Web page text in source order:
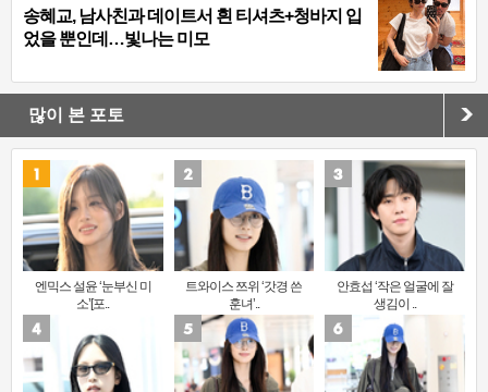
송혜교, 남사친과 데이트서 흰 티셔츠+청바지 입
었을 뿐인데…빛나는 미모
많이 본 포토
엔믹스 설윤 ‘눈부신 미
소’[포..
트와이스 쯔위 ‘갓경 쓴
훈녀’..
안효섭 ‘작은 얼굴에 잘
생김이 ..